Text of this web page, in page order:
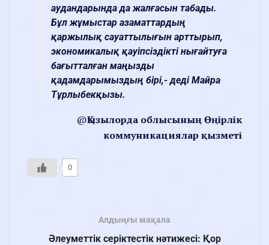
аудандарында да жалғасын табады.
Бұл жұмыстар азаматтардың
қаржылық сауаттылығын арттырып,
экономикалық қауіпсіздікті нығайтуға
бағытталған маңызды
қадамдарымыздың бірі,- деді Майра
Тұрлыбекқызы.
@Қызылорда облысының Өңірлік
коммуникациялар қызметі
0
Алдыңғы мақала
Әлеуметтік серіктестік нәтижесі: Қор